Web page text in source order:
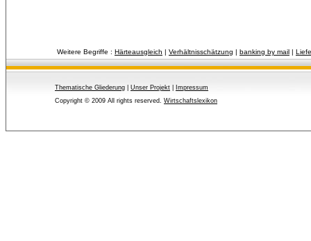
Weitere Begriffe : Härteausgleich | Verhältnisschätzung | banking by mail |
Thematische Gliederung Unser Projekt
Impressum
Copyright © 2009 All rights reserved. Wirtschaftslexikon